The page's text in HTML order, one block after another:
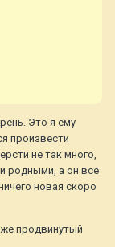
Это я ему
произвести
не так много,
родными, а он все
новая скоро
продвинутый